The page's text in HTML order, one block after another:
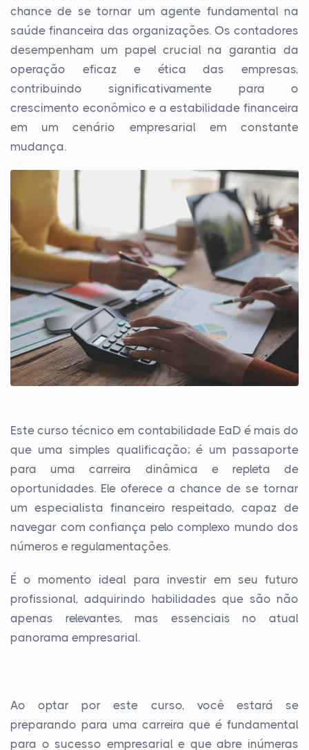
chance de se tornar um agente fundamental na
saúde financeira das organizações. Os contadores
desempenham um papel crucial na garantia da
operação eficaz e ética das empresas,
contribuindo significativamente para o
crescimento econômico e a estabilidade financeira
em um cenário empresarial em constante
mudança.
Este curso técnico em contabilidade EaD é mais do
que uma simples qualificação; é um passaporte
para uma carreira dinâmica e repleta de
oportunidades. Ele oferece a chance de se tornar
um especialista financeiro respeitado, capaz de
navegar com confiança pelo complexo mundo dos
números e regulamentações.
É o momento ideal para investir em seu futuro
profissional, adquirindo habilidades que são não
apenas relevantes, mas essenciais no atual
panorama empresarial.
Ao optar por este curso, você estará se
preparando para uma carreira que é fundamental
para o sucesso empresarial e que abre inúmeras